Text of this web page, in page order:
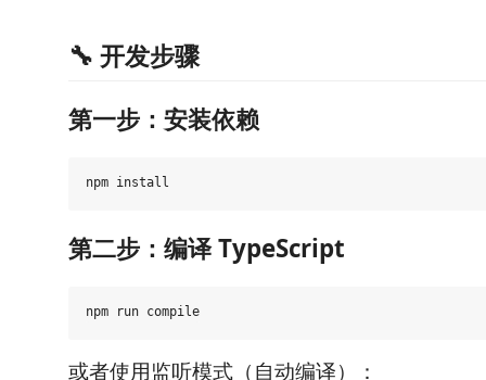
🔧 开发步骤
第一步：安装依赖
第二步：编译 TypeScript
或者使用监听模式（自动编译）：